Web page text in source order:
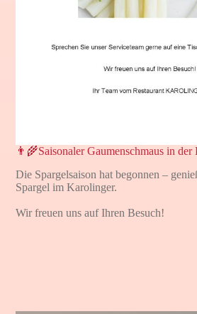
👨‍🌾Saisonaler Gaumenschmaus in
Die Spargelsaison hat begonnen –
Spargel im Karolinger.
Wir freuen uns auf Ihren Besuch!